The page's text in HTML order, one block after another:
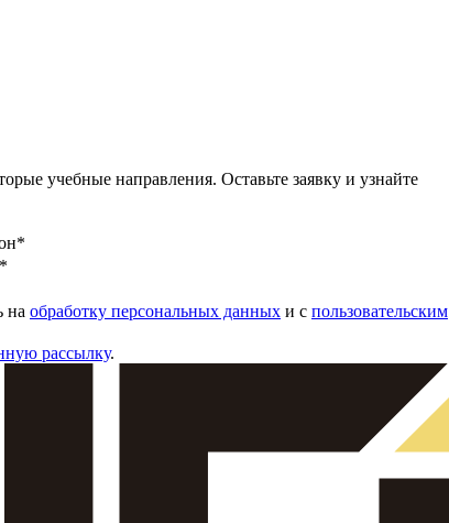
учебные направления. Оставьте заявку и узнайте
на обработку персональных данных и с пользовательским
рассылку.